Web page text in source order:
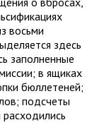
восьми
здесь
заполненные
в ящиках
бюллетеней;
подсчеты